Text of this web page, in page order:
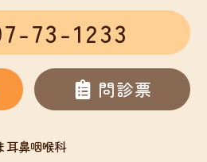
73-1233
問診票
耳鼻咽喉科